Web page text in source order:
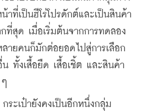
าที่เป็นฮีโร่โปรดักต์และเป็นสินค้า
ที่สุด เมื่อเริ่มต้นจากการทดลอง
ายคนก็มักต่อยอดไปสู่การเลือก
ทั้งเสื้อยืด เสื้อเชิ้ต และสินค้า
เป๋ายังคงเป็นอีกหนึ่งกลุ่ม